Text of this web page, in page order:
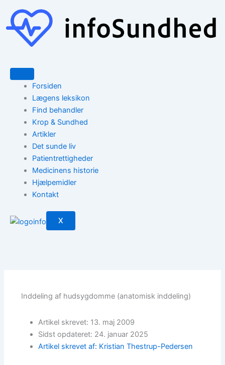
indholdet
Forsiden
Lægens leksikon
Find behandler
Krop & Sundhed
Artikler
Det sunde liv
Patientrettigheder
Medicinens historie
Hjælpemidler
Kontakt
X
Inddeling af hudsygdomme (anatomisk inddeling)
Artikel skrevet: 13. maj 2009
Sidst opdateret: 24. januar 2025
Artikel skrevet af: Kristian Thestrup-Pedersen